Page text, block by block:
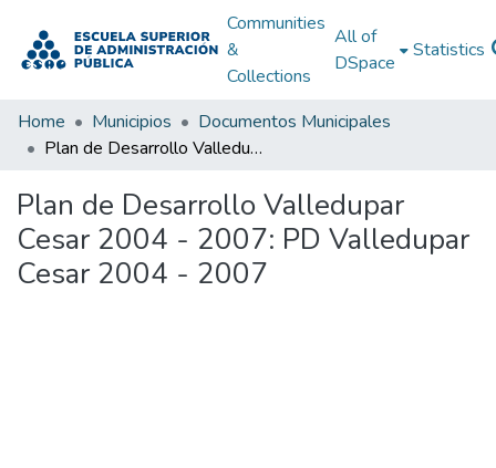
Communities
&
Collections
All of
DSpace
Statistics
Home Municipios
Documentos Municipales
Plan de Desarrollo Valledupar Cesar 2004 - 2007: PD Valledupar Cesar 2004 - 2007
Plan de Desarrollo Valledupar
Cesar 2004 - 2007: PD Valledupar
Cesar 2004 - 2007